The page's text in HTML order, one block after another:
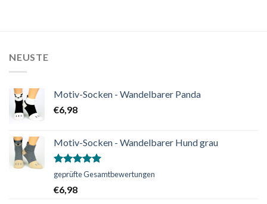
NEUSTE
Motiv-Socken - Wandelbarer Panda
€6,98
Motiv-Socken - Wandelbarer Hund grau
Bewertet
von 5
geprüfte Gesamtbewertungen
€6,98